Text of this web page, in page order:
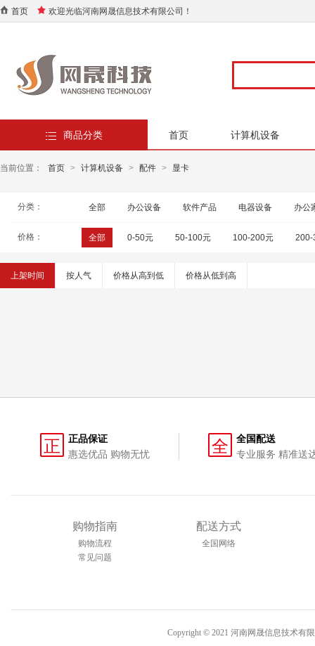
首页 欢迎光临河南网晟信息技术有限公司！
商品分类 首页 计算机设备
当前位置： 首页 > 计算机设备 > 配件 > 显卡
分类： 全部 办公设备 软件产品 电器设备 办公
价格： 全部 0-50元 50-100元 100-200元 200-
上架时间 按人气 价格从高到低 价格从低到高
正
正品保证
惠选优品 购物无忧
全
全国配送
专业服务 精准送
购物指南
购物流程
常见问题
配送方式
全国网络
Copyright © 2021 河南网晟信息技术有